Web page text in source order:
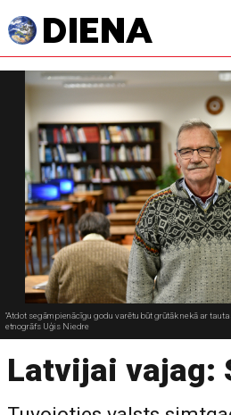
"Atdot segām pienācīgu godu varētu būt grūtāk nekā ar
etnogrāfs Uģis Niedre
Latvijai vajag: